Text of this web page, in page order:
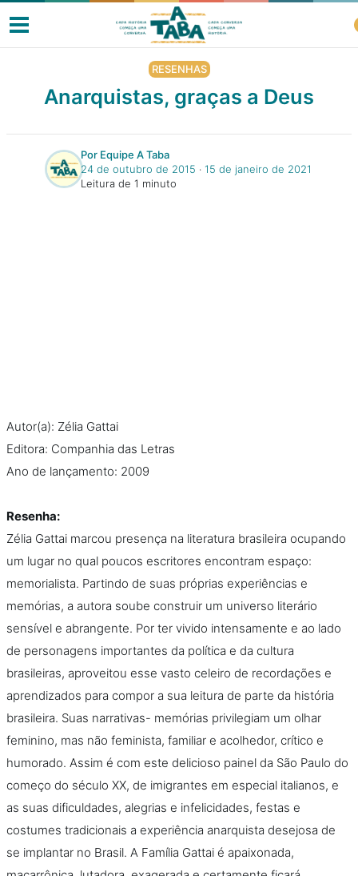
Livros
Resenhas
Colunas
Colecionáveis
Eventos
Podcast
Assine
Taba na Escola
RESENHAS
Anarquistas, graças a Deus
Por Equipe A Taba
24 de outubro de 2015 ‧ 15 de janeiro de 2021
Leitura de 1 minuto
Autor(a): Zélia Gattai
Editora: Companhia das Letras
Ano de lançamento: 2009
Resenha:
Zélia Gattai marcou presença na literatura brasileira ocupando
um lugar no qual poucos escritores encontram espaço:
memorialista. Partindo de suas próprias experiências e
memórias, a autora soube construir um universo literário
sensível e abrangente. Por ter vivido intensamente e ao lado
de personagens importantes da política e da cultura
brasileiras, aproveitou esse vasto celeiro de recordações e
aprendizados para compor a sua leitura de parte da história
brasileira. Suas narrativas- memórias privilegiam um olhar
feminino, mas não feminista, familiar e acolhedor, crítico e
humorado. Assim é com este delicioso painel da São Paulo do
começo do século XX, de imigrantes em especial italianos, e
as suas dificuldades, alegrias e infelicidades, festas e
costumes tradicionais a experiência anarquista desejosa de
se implantar no Brasil. A Família Gattai é apaixonada,